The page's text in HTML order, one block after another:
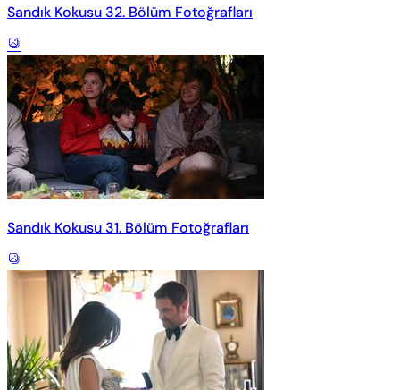
Sandık Kokusu 32. Bölüm Fotoğrafları
Sandık Kokusu 31. Bölüm Fotoğrafları